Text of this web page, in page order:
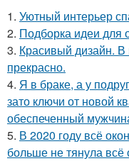
1. Уютный интерьер
2. Подборка идеи
3. Красивый дизайн.
прекрасно.
4. Я в браке, а у
зато ключи от новой
обеспеченный
5. В 2020 году всё
больше не тянула всё